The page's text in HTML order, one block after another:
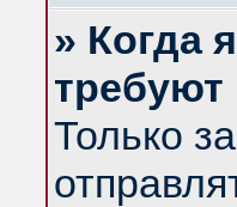
» Когда
Только